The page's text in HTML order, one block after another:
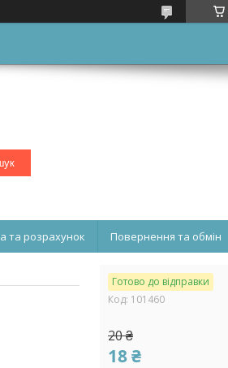
та розрахунок Повернення та обмін
Готово до відправки
Код: 101460
20 ₴
18 ₴